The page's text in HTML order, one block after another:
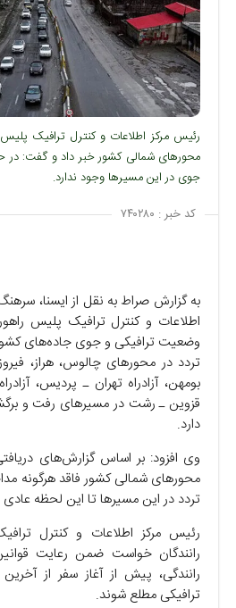
رئیس مرکز اطلاعات و کنترل ترافیک پلیس
محور‌های شمالی کشور خبر داد و گفت: در
جوی در این مسیر‌ها وجود ندارد.
کد خبر : ۷۴۰۲۸۰
به گزارش صراط به نقل از ایسنا،
اطلاعات و کنترل ترافیک پلیس
وضعیت ترافیکی و جوی جاده‌های
تردد در محور‌های چالوس، هراز،
بومهن، آزادراه تهران ـ پردیس،
قزوین ـ رشت در مسیر‌های رفت و
دارد.
وی افزود: بر اساس گزارش‌های
محور‌های شمالی کشور فاقد هرگونه
تردد در این مسیر‌ها تا این لحظه
رئیس مرکز اطلاعات و کنترل
رانندگان خواست ضمن رعایت
رانندگی، پیش از آغاز سفر از
ترافیکی مطلع شوند.